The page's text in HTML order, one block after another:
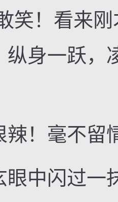
！看来刚
纵身一跃，
！毫不留
闪过一抹